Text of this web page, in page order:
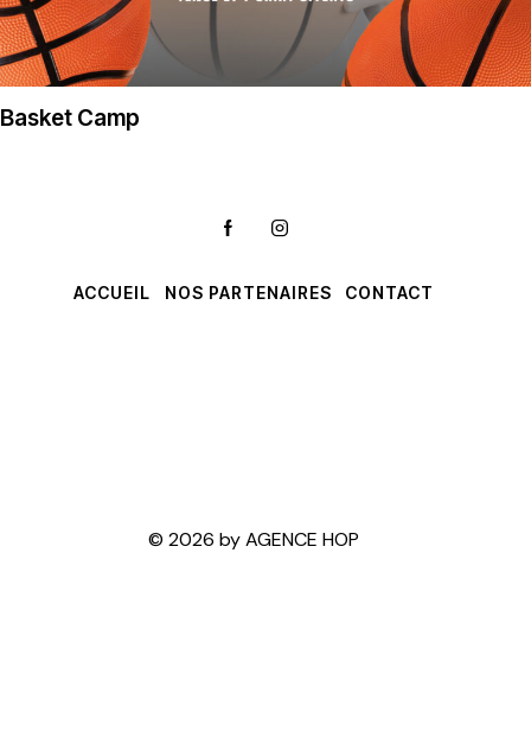
Basket Camp
© 2026 by AGENCE HOP
ACCUEIL NOS PARTENAIRES CONTACT